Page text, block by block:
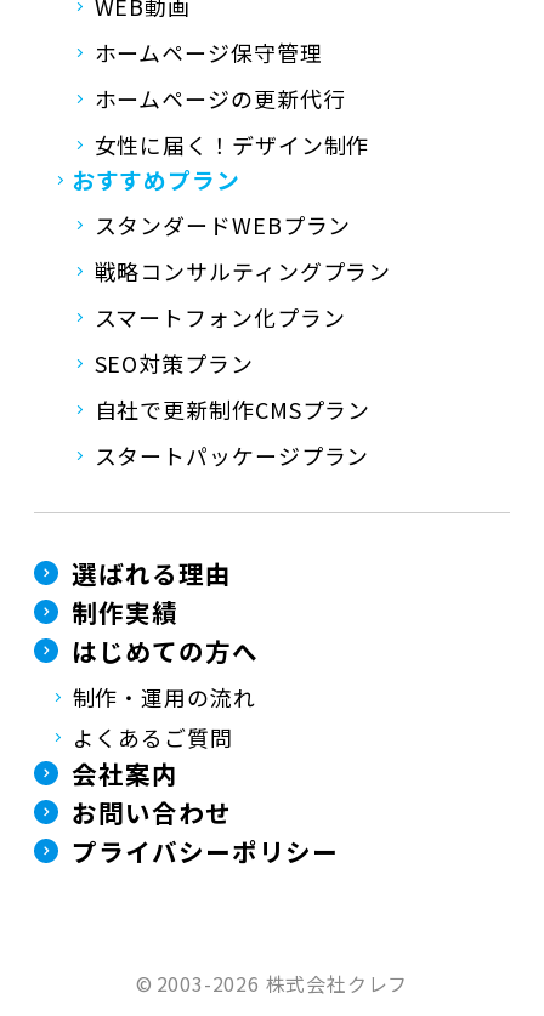
WEB動画
ホームページ保守管理
ホームページの更新代行
女性に届く！デザイン制作
おすすめプラン
スタンダードWEBプラン
戦略コンサルティングプラン
スマートフォン化プラン
SEO対策プラン
自社で更新制作CMSプラン
スタートパッケージプラン
選ばれる理由
制作実績
はじめての方へ
制作・運用の流れ
よくあるご質問
会社案内
お問い合わせ
プライバシーポリシー
© 2003-2026 株式会社クレフ